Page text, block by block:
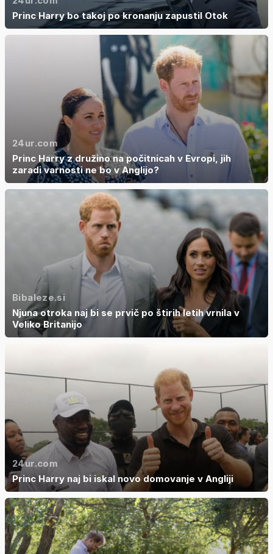
Princ Harry bo takoj po kronanju zapustil Otok
24ur.com
Princ Harry z družino na počitnicah v Evropi, jih
zaradi varnosti ne bo v Anglijo?
Bibaleze.si
Njuna otroka naj bi se prvič po štirih letih vrnila v
Veliko Britanijo
24ur.com
Princ Harry naj bi iskal novo domovanje v Angliji